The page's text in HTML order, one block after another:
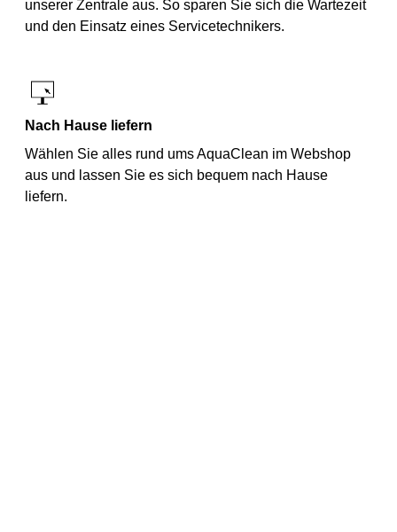
unserer Zentrale aus. So sparen Sie sich die Wartezeit
und den Einsatz eines Servicetechnikers.
Nach Hause liefern
Wählen Sie alles rund ums AquaClean im Webshop
aus und lassen Sie es sich bequem nach Hause
liefern.